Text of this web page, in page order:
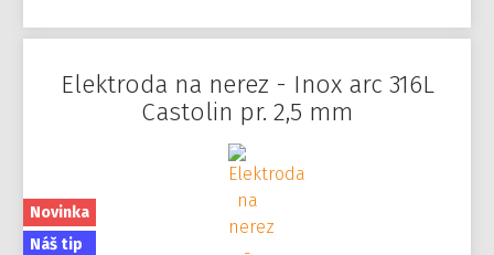
Elektroda na nerez - Inox arc 316L
Castolin pr. 2,5 mm
Novinka
Náš tip